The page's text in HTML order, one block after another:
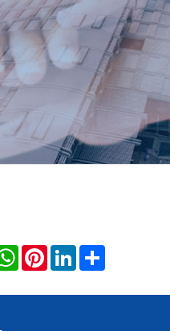
WhatsAppPinterestLinkedIn